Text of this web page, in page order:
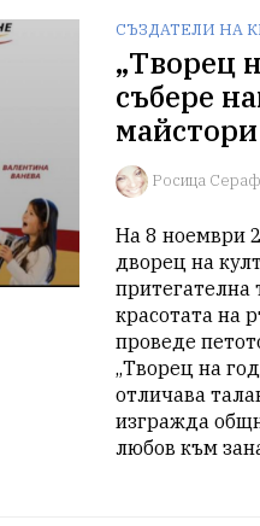
СЪЗДАТЕЛИ НА
„Творец
събере
Росица
На 8 ноември
дворец на
притегателна
красотата на
проведе
„Творец на
отличава
изгражда
любов към